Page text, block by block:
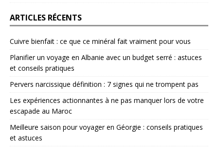
ARTICLES RÉCENTS
Cuivre bienfait : ce que ce minéral fait vraiment pour vous
Planifier un voyage en Albanie avec un budget serré : astuces
et conseils pratiques
Pervers narcissique définition : 7 signes qui ne trompent pas
Les expériences actionnantes à ne pas manquer lors de votre
escapade au Maroc
Meilleure saison pour voyager en Géorgie : conseils pratiques
et astuces